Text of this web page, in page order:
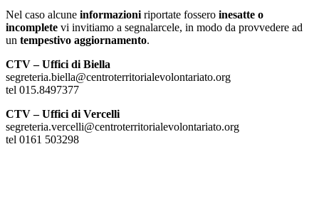
Nel caso alcune informazioni riportate fossero inesatte o
incomplete vi invitiamo a segnalarcele, in modo da provvedere ad
un tempestivo aggiornamento.
CTV – Uffici di Biella
segreteria.biella@centroterritorialevolontariato.org
tel 015.8497377
CTV – Uffici di Vercelli
segreteria.vercelli@centroterritorialevolontariato.org
tel 0161 503298